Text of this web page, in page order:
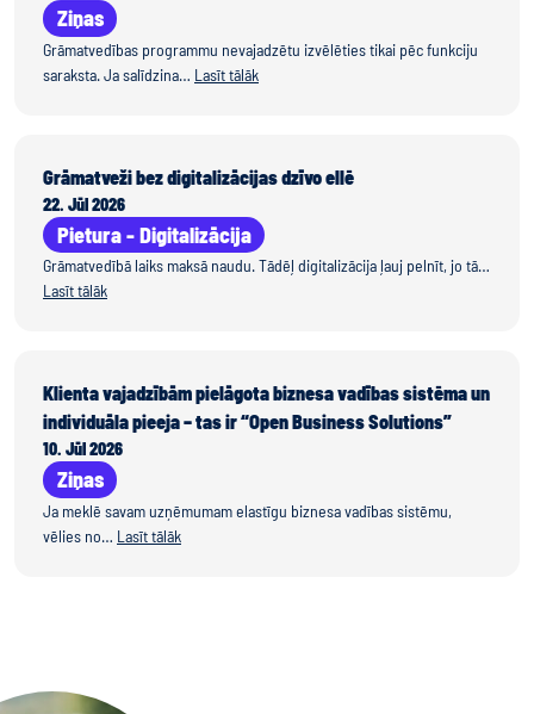
Ziņas
Grāmatvedības programmu nevajadzētu izvēlēties tikai pēc funkciju
saraksta. Ja salīdzina… Lasīt tālāk
Grāmatveži bez digitalizācijas dzīvo ellē
22. Jūl 2026
Pietura - Digitalizācija
Grāmatvedībā laiks maksā naudu. Tādēļ digitalizācija ļauj pelnīt, jo tā…
Lasīt tālāk
Klienta vajadzībām pielāgota biznesa vadības sistēma un
individuāla pieeja – tas ir “Open Business Solutions”
10. Jūl 2026
Ziņas
Ja meklē savam uzņēmumam elastīgu biznesa vadības sistēmu,
vēlies no… Lasīt tālāk